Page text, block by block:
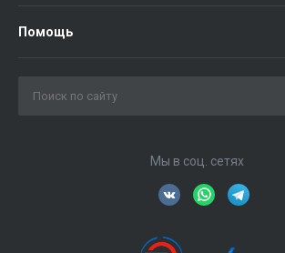
Помощь
Мы в соц. сетях